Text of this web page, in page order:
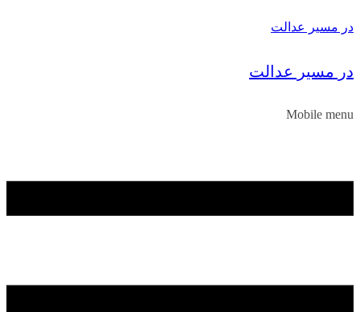
در مسیر عدالت
در مسیر عدالت
Mobile menu